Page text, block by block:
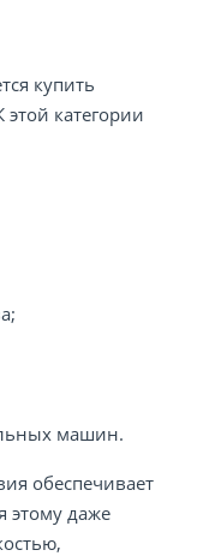
купить
категории
машин.
обеспечивает
этому даже